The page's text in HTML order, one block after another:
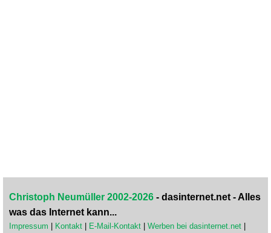
Christoph Neumüller 2002-2026 - dasinternet.net - Alles
was das Internet kann...
Impressum Kontakt E-Mail-Kontakt Werben bei dasinternet.net